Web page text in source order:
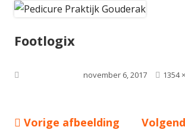
Footlogix
Gepubliceerd opnovember 6, 2017 1354
Vorige afbeelding